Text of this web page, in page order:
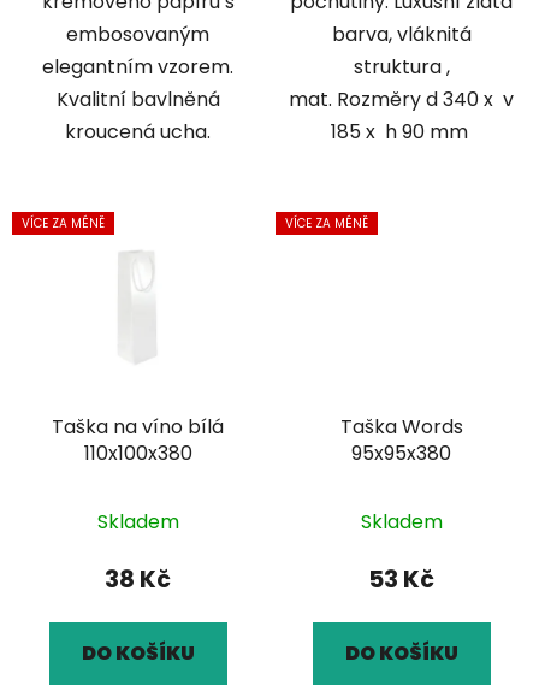
embosovaným
elegantním vzorem.
Kvalitní bavlněná
kroucená ucha.
barva, vláknitá
struktura ,
mat. Rozměry d 340 x v
185 x h 90 mm
VÍCE ZA MÉNĚ
Taška na víno bílá
110x100x380
Skladem
38 Kč
DO KOŠÍKU
VÍCE ZA MÉNĚ
Taška Words
95x95x380
Skladem
53 Kč
DO KOŠÍKU